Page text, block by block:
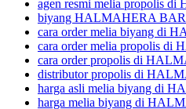
agen resmi melia propolis
biyang HALMAHERA
cara order melia biyang di
cara order melia propolis
cara order propolis di
distributor propolis di
harga asli melia biyang di
harga melia biyang di